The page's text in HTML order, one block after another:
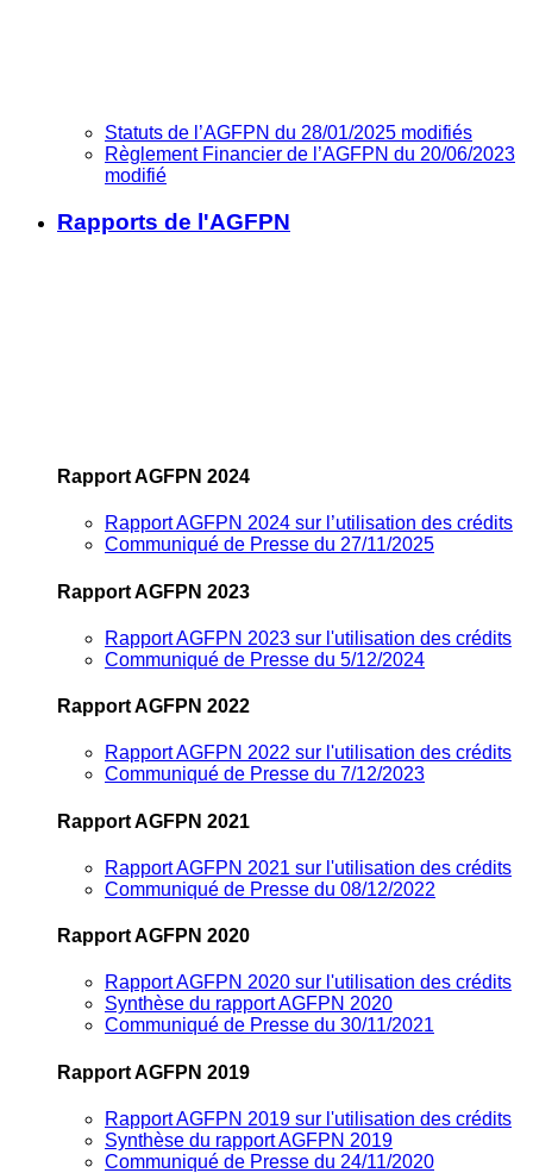
Statuts de l’AGFPN du 28/01/2025 modifiés
Règlement Financier de l’AGFPN du 20/06/2023
modifié
Rapports de l'AGFPN
Rapport AGFPN 2024
Rapport AGFPN 2024 sur l’utilisation des crédits
Communiqué de Presse du 27/11/2025
Rapport AGFPN 2023
Rapport AGFPN 2023 sur l'utilisation des crédits
Communiqué de Presse du 5/12/2024
Rapport AGFPN 2022
Rapport AGFPN 2022 sur l'utilisation des crédits
Communiqué de Presse du 7/12/2023
Rapport AGFPN 2021
Rapport AGFPN 2021 sur l'utilisation des crédits
Communiqué de Presse du 08/12/2022
Rapport AGFPN 2020
Rapport AGFPN 2020 sur l'utilisation des crédits
Synthèse du rapport AGFPN 2020
Communiqué de Presse du 30/11/2021
Rapport AGFPN 2019
Rapport AGFPN 2019 sur l'utilisation des crédits
Synthèse du rapport AGFPN 2019
Communiqué de Presse du 24/11/2020